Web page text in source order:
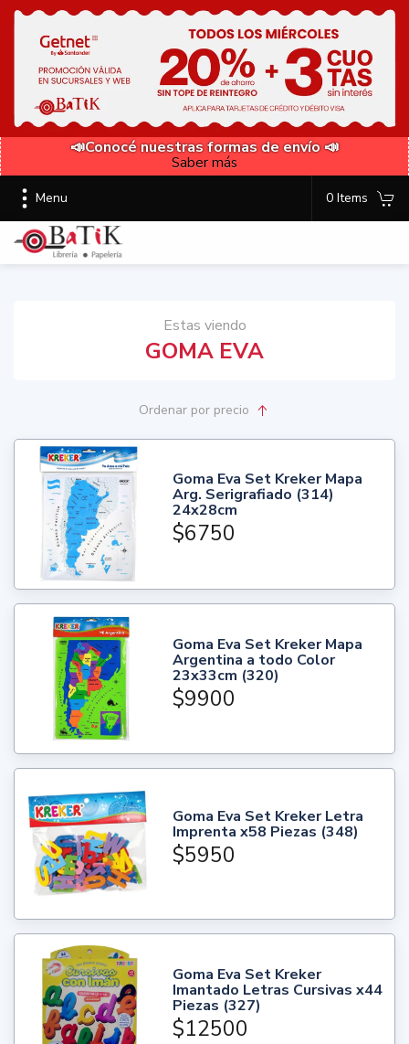
📣Conocé nuestras formas de envío 📣
Saber más
Menu 0 Items
Estas viendo
GOMA EVA
Ordenarpor precio
Goma Eva Set Kreker Mapa
Arg. Serigrafiado (314)
24x28cm
$6750
Goma Eva Set Kreker Mapa
Argentina a todo Color
23x33cm (320)
$9900
Goma Eva Set Kreker Letra
Imprenta x58 Piezas (348)
$5950
Goma Eva Set Kreker
Imantado Letras Cursivas x44
Piezas (327)
$12500